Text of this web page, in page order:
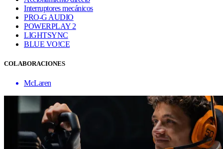
Interruptores mecánicos
PRO-G AUDIO
POWERPLAY 2
LIGHTSYNC
BLUE VO!CE
COLABORACIONES
McLaren